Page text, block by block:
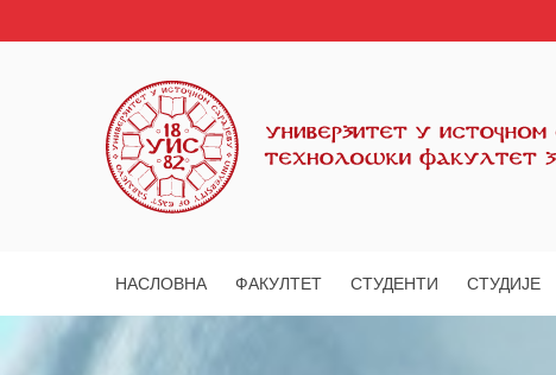
НАСЛОВНА ФАКУЛТЕТ СТУДЕНТИ СТУДИЈЕ